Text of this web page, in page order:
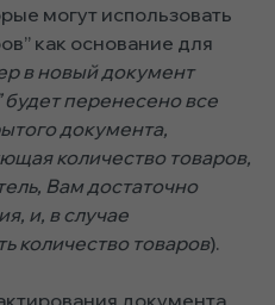
могут использовать
как основание для
в новый документ
перенесено все
документа,
количество товаров,
Вам достаточно
и, в случае
количество товаров).